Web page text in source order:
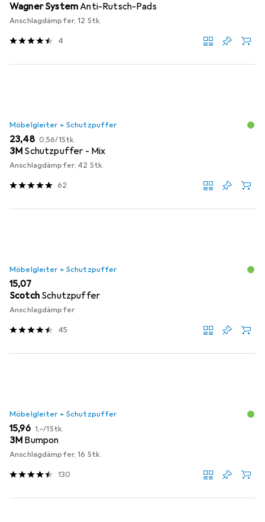
Wagner SystemAnti-Rutsch-Pads
Anschlagdämpfer, 12 Stk.
4
Möbelgleiter + Schutzpuffer
EUR
23,48 EUR
0,56/1Stk.
3M Schutzpuffer - Mix
Anschlagdämpfer, 42 Stk.
62
Möbelgleiter + Schutzpuffer
EUR
15,07
Scotch Schutzpuffer
Anschlagdämpfer
45
Möbelgleiter + Schutzpuffer
EUR
15,96 EUR
1,–/1Stk.
3M Bumpon
Anschlagdämpfer, 16 Stk.
130